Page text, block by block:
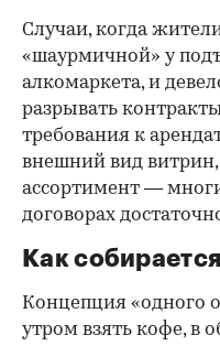
Случаи, когда
«шаурмичной» у
алкомаркета, и
разрывать
требования к
внешний вид
ассортимент —
договорах
Как
Концепция «одного
утром взять кофе, в